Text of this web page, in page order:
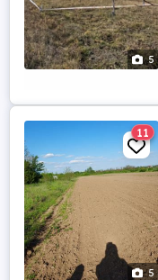
5
5
11